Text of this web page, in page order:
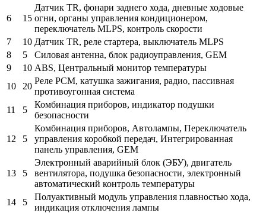
6 15
Датчик TR, фонари заднего хода, дневные ходовые
огни, органы управления кондиционером,
переключатель MLPS, контроль скорости
7
10 Датчик TR, реле стартера, выключатель MLPS
8
5
Силовая антенна, блок радиоуправления, GEM
9
10 ABS, Центральный монитор температуры
10
20
Реле PCM, катушка зажигания, радио, пассивная
противоугонная система
11
5
Комбинация приборов, индикатор подушки
безопасности
12 5
Комбинация приборов, Автолампы, Переключатель
управления коробкой передач, Интегрированная
панель управления, GEM
13 5
Электронный аварийный блок (ЭБУ), двигатель
вентилятора, подушка безопасности, электронный
автоматический контроль температуры
14
5
Полуактивный модуль управления плавностью хода,
индикация отключения лампы